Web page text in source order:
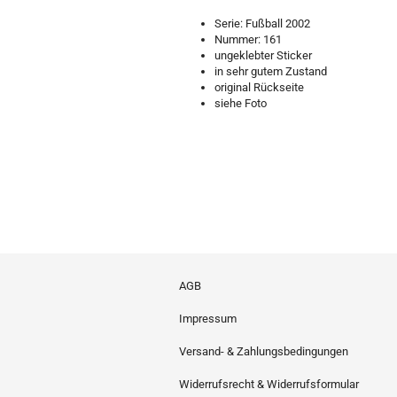
Serie: Fußball 2002
Nummer: 161
ungeklebter Sticker
in sehr gutem Zustand
original Rückseite
siehe Foto
AGB
Impressum
Versand- & Zahlungsbedingungen
Widerrufsrecht & Widerrufsformular